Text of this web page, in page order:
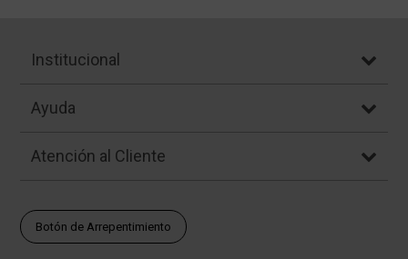
Institucional
Ayuda
Atención al Cliente
Botón de Arrepentimiento